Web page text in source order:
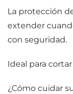
La protección
extender
con seguridad.
Ideal para
¿Cómo cuidar